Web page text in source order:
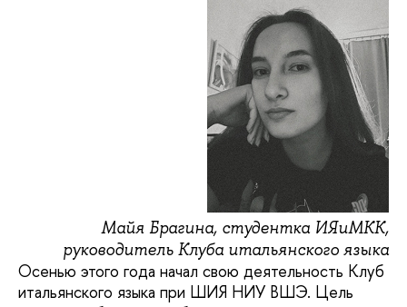
Майя Брагина, студентка ИЯиМКК,
руководитель Клуба итальянского языка
Осенью этого года начал свою деятельность Клуб
итальянского языка при ШИЯ НИУ ВШЭ. Цель